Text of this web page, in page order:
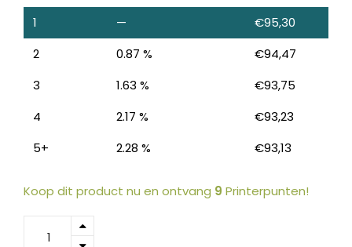
1
— €95,30
2
0.87 % €94,47
3
1.63 % €93,75
4
2.17 % €93,23
5+
2.28 % €93,13
Koop dit product nu en ontvang 9 Printerpunten!